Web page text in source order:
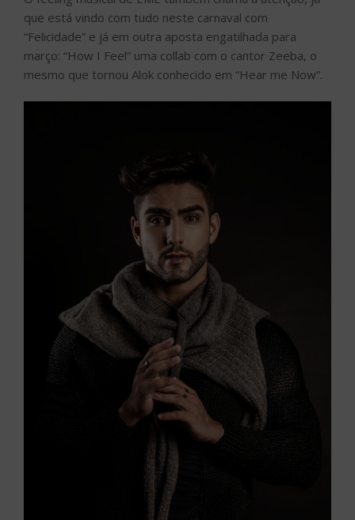
que está vindo com tudo neste carnaval com
“Felicidade” e já em outra aposta engatilhada para
março: “How I Feel” uma collab com o cantor Zeeba, o
mesmo que tornou Alok conhecido em “Hear me Now”.